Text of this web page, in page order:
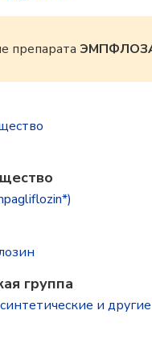
препарата
группа
и